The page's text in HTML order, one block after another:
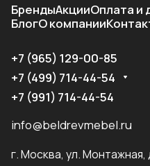
БрендыАкцииОплата и
БлогО компании
+7 (965) 129-00-85
+7 (499) 714-44-54
+7 (991) 714-44-54
info@beldrevmebel.ru
г. Москва, ул. Монтажная,